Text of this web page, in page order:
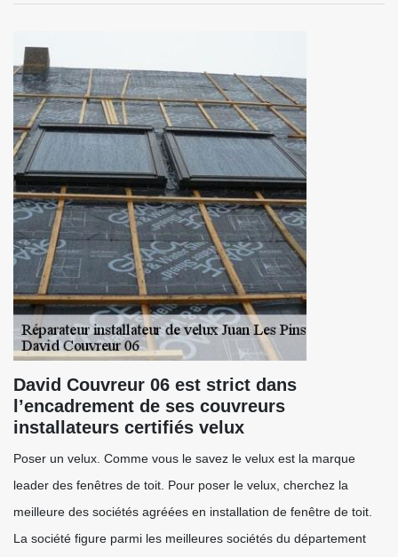
David Couvreur 06 est strict dans
l’encadrement de ses couvreurs
installateurs certifiés velux
Poser un velux. Comme vous le savez le velux est la marque
leader des fenêtres de toit. Pour poser le velux, cherchez la
meilleure des sociétés agréées en installation de fenêtre de toit.
La société figure parmi les meilleures sociétés du département